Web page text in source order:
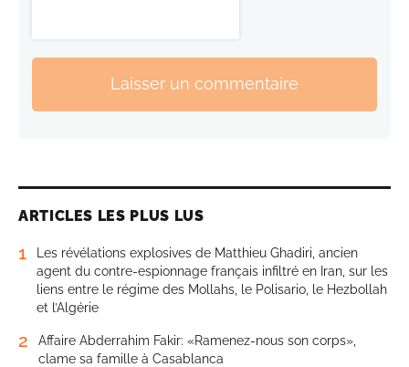
Laisser un commentaire
ARTICLES LES PLUS LUS
1
Les révélations explosives de Matthieu Ghadiri, ancien
agent du contre-espionnage français infiltré en Iran, sur les
liens entre le régime des Mollahs, le Polisario, le Hezbollah
et l’Algérie
2
Affaire Abderrahim Fakir: «Ramenez-nous son corps»,
clame sa famille à Casablanca